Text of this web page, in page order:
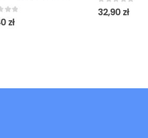
5 zł
0out of 5
32,90 zł